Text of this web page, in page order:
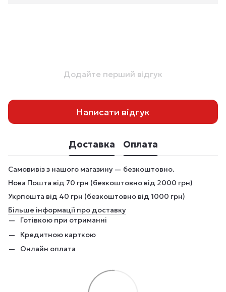
Додайте перший відгук
Написати відгук
Доставка Оплата
Самовивіз з нашого магазину — безкоштовно.
Нова Пошта від 70 грн (безкоштовно від 2000 грн)
Укрпошта від 40 грн (безкоштовно від 1000 грн)
Більше інформації про доставку
Готівкою при отриманні
Кредитною карткою
Онлайн оплата